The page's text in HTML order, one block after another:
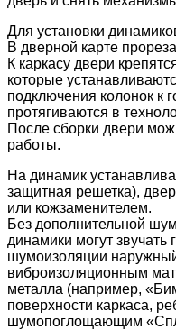
Для установки
В дверной карте
К каркасу двери
которые
подключения колонок к
протягиваются в
После сборки двери
работы.
На динамик
защитная решетка),
или кожзаменителем.
Без дополнительной
динамики могут звучать
шумоизоляции
виброизоляционным
металла (например,
поверхности каркаса,
шумопоглощающим